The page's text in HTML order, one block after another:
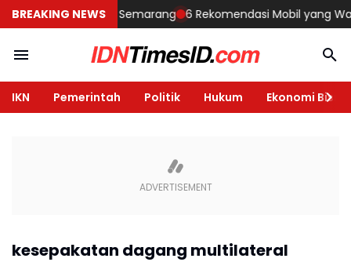
BREAKING NEWS
Rumah di Semarang 6 Rekomendasi Mobil yang
IKN Pemerintah Politik Hukum Ekonomi Bisnis
kesepakatan dagang multilateral